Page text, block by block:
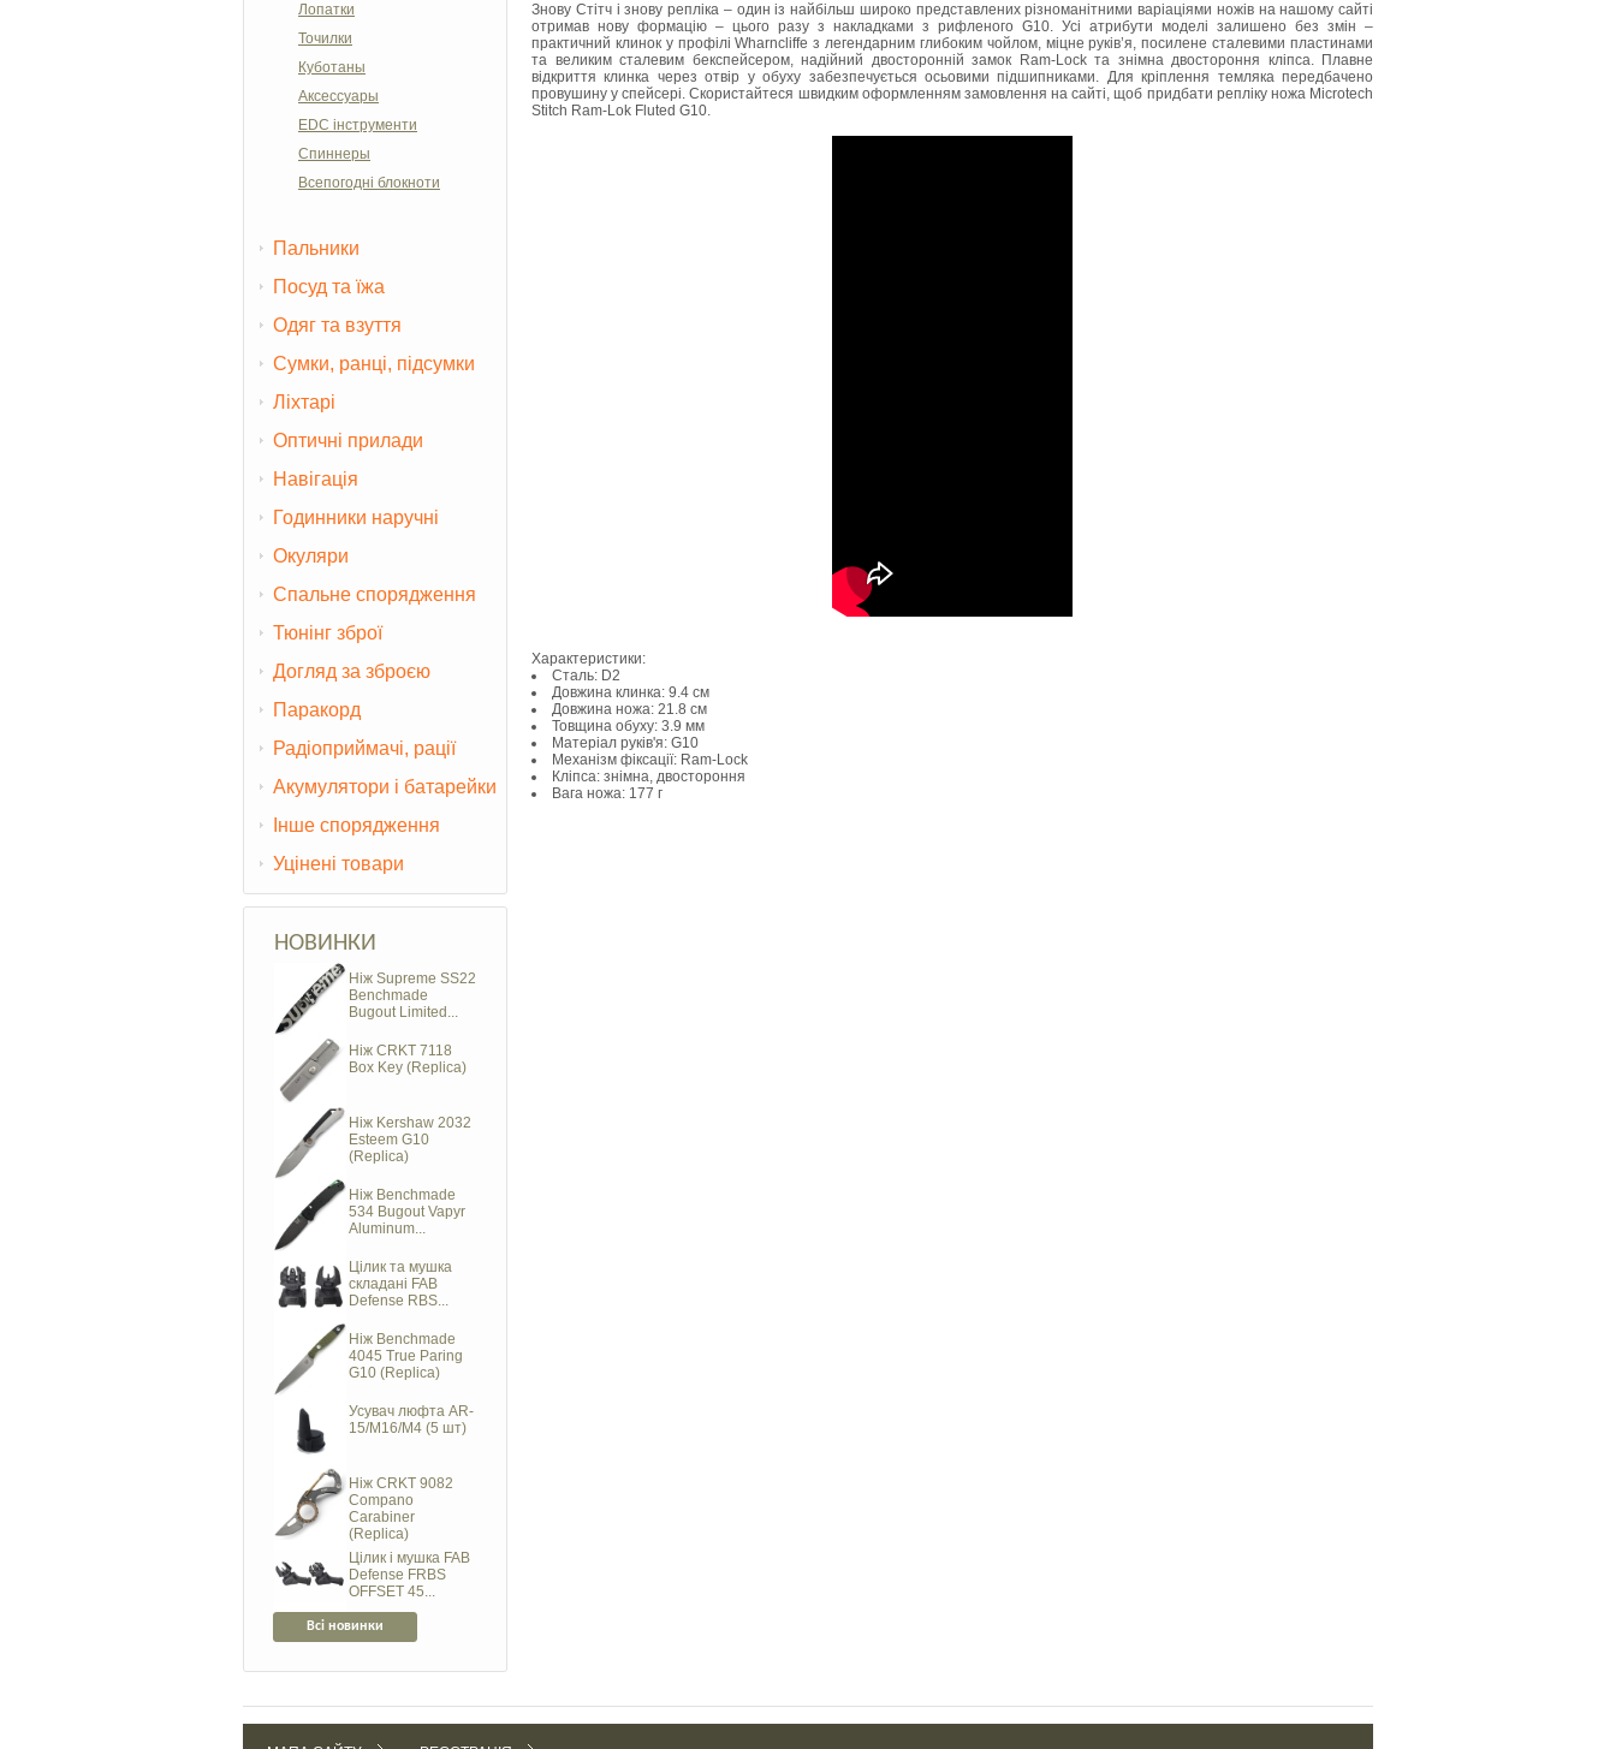
Лопатки
Точилки
Куботаны
Аксессуары
EDC інструменти
Спиннеры
Всепогодні блокноти
Пальники
Посуд та їжа
Одяг та взуття
Сумки, ранці, підсумки
Ліхтарі
Оптичні прилади
Навігація
Годинники наручні
Окуляри
Спальне спорядження
Тюнінг зброї
Догляд за зброєю
Паракорд
Радіоприймачі, рації
Акумулятори і батарейки
Інше спорядження
Уцінені товари
НОВИНКИ
Ніж Supreme SS22
Benchmade
Bugout Limited...
Ніж CRKT 7118
Box Key (Replica)
Ніж Kershaw 2032
Esteem G10
(Replica)
Ніж Benchmade
534 Bugout Vapyr
Aluminum...
Цілик та мушка
складані FAB
Defense RBS...
Ніж Benchmade
4045 True Paring
G10 (Replica)
Усувач люфта AR-
15/M16/M4 (5 шт)
Ніж CRKT 9082
Compano
Carabiner
(Replica)
Цілик і мушка FAB
Defense FRBS
OFFSET 45...
Всі новинки
Знову Стітч і знову репліка – один із найбільш широко представлених різноманітними варіаціями ножів на нашому сайті
отримав нову формацію – цього разу з накладками з рифленого G10. Усі атрибути моделі залишено без змін –
практичний клинок у профілі Wharncliffe з легендарним глибоким чойлом, міцне руків’я, посилене сталевими пластинами
та великим сталевим бекспейсером, надійний двосторонній замок Ram-Lock та знімна двостороння кліпса. Плавне
відкриття клинка через отвір у обуху забезпечується осьовими підшипниками. Для кріплення темляка передбачено
провушину у спейсері. Скористайтеся швидким оформленням замовлення на сайті, щоб придбати репліку ножа Microtech
Stitch Ram-Lok Fluted G10.
Характеристики:
Сталь: D2
Довжина клинка: 9.4 см
Довжина ножа: 21.8 см
Товщина обуху: 3.9 мм
Матеріал руків'я: G10
Механізм фіксації: Ram-Lock
Кліпса: знімна, двостороння
Вага ножа: 177 г